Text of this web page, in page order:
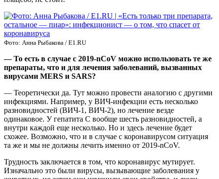
Фото: Анна Рыбакова / Е1.RU
— То есть в случае с 2019-nCoV можно использовать те же
препараты, что и для лечения заболеваний, вызванных
вирусами MERS и SARS?
— Теоретически да. Тут можно провести аналогию с другими
инфекциями. Например, у ВИЧ-инфекции есть несколько
разновидностей (ВИЧ-1, ВИЧ-2), но лечение везде
одинаковое. У гепатита С вообще шесть разновидностей, а
внутри каждой еще несколько. Но и здесь лечение будет
схожее. Возможно, что и в случае с коронавирусом ситуация
та же и мы не должны лечить именно от 2019-nCoV.
Трудность заключается в том, что коронавирус мутирует.
Изначально это были вирусы, вызывающие заболевания у